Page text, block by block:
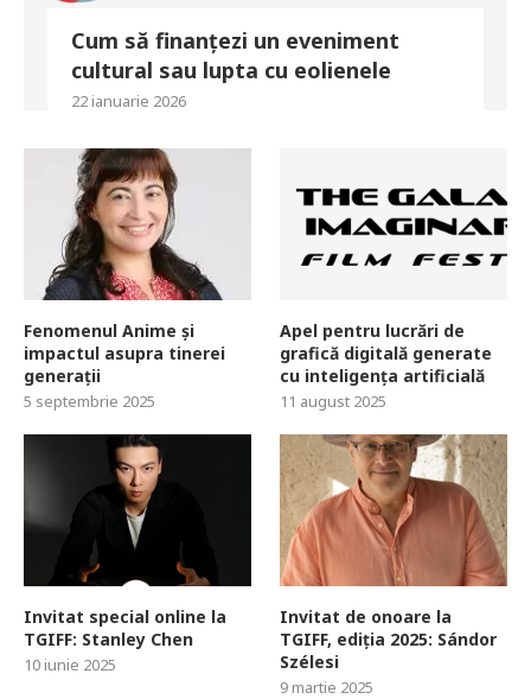
Cum să finanțezi un eveniment
cultural sau lupta cu eolienele
22 ianuarie 2026
Fenomenul Anime și
impactul asupra tinerei
generații
5 septembrie 2025
Apel pentru lucrări de
grafică digitală generate
cu inteligența artificială
11 august 2025
Invitat special online la
TGIFF: Stanley Chen
10 iunie 2025
Invitat de onoare la
TGIFF, ediția 2025: Sándor
Szélesi
9 martie 2025